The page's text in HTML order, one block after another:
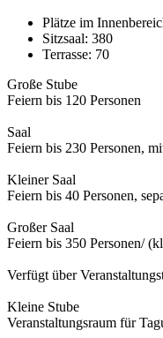
Unser Hotel bietet
erholsame Nacht nach
Plätze im
Sitzsaal: 380
Terrasse: 70
Große Stube
Feiern bis 120 Personen
Saal
Feiern bis 230 Personen,
Kleiner Saal
Feiern bis 40 Personen,
Großer Saal
Feiern bis 350 Personen/
Verfügt über
Kleine Stube
Veranstaltungsraum für